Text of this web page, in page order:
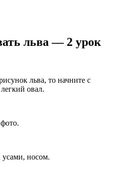
льва — 2 урок
льва, то начните с
овал.
усами, носом.